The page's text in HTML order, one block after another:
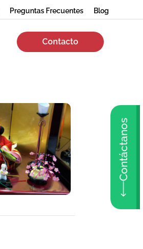
Preguntas Frecuentes Blog
Contacto
Contáctanos